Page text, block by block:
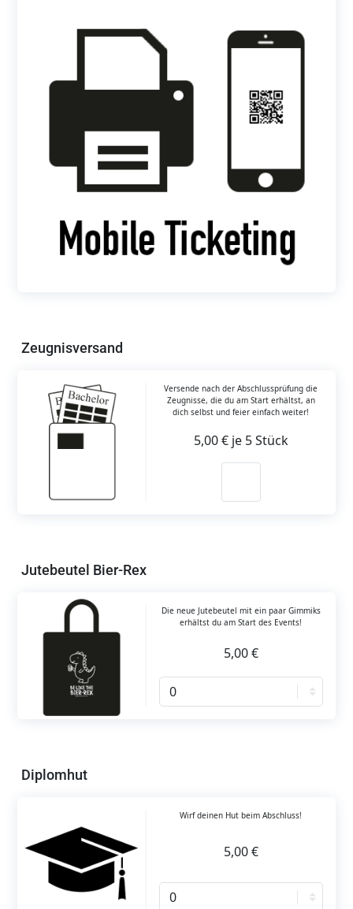
Zeugnisversand
Versende nach der Abschlussprüfung die
Zeugnisse, die du am Start erhältst, an
dich selbst und feier einfach weiter!
5,00 € je 5 Stück
Jutebeutel Bier-Rex
Die neue Jutebeutel mit ein paar Gimmiks
erhältst du am Start des Events!
5,00 €
Diplomhut
Wirf deinen Hut beim Abschluss!
5,00 €